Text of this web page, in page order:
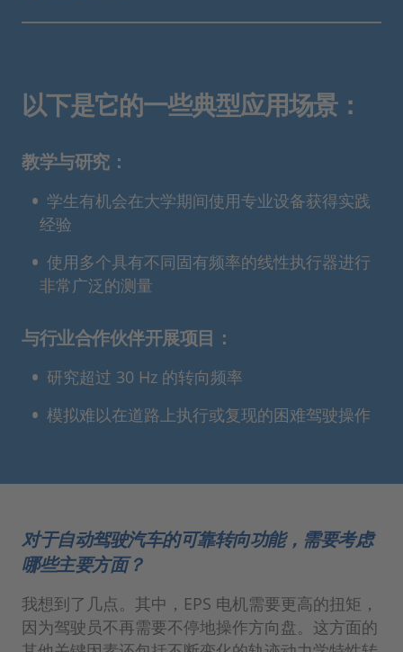
以下是它的一些典型应用场景：
教学与研究：
学生有机会在大学期间使用专业设备获得实践
经验
使用多个具有不同固有频率的线性执行器进行
非常广泛的测量
与行业合作伙伴开展项目：
研究超过 30 Hz 的转向频率
模拟难以在道路上执行或复现的困难驾驶操作
对于自动驾驶汽车的可靠转向功能，需要考虑
哪些主要方面？
我想到了几点。其中，EPS 电机需要更高的扭矩，
因为驾驶员不再需要不停地操作方向盘。这方面的